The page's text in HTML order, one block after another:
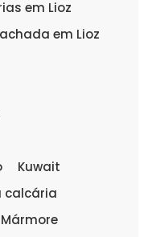
em Lioz
em Lioz
Kuwait
calcária
Mármore